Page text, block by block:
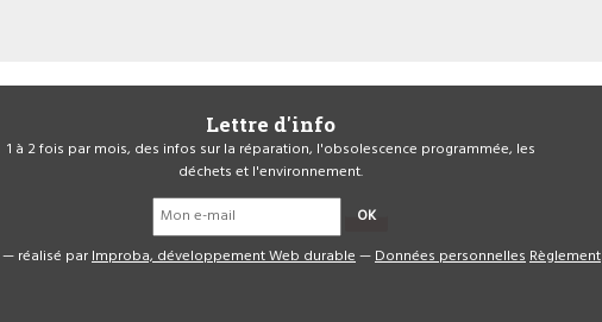
Lettre d'info
1 à 2 fois par mois, des infos sur la réparation, l'obsolescence programmée, les
déchets et l'environnement.
OK
— réalisé parImproba, développement Web durable—Données personnellesRèglement